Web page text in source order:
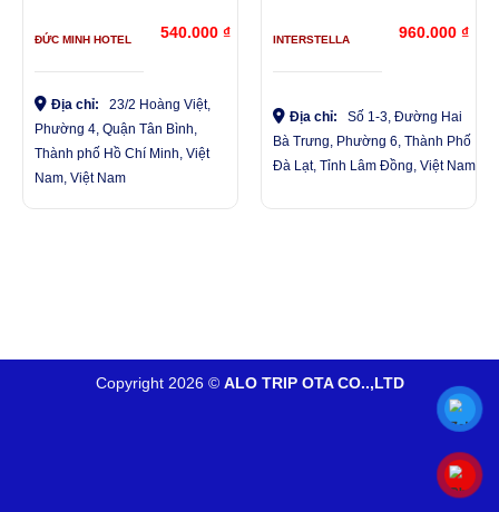
ĐỨC MINH HOTEL 540.000₫
Địa chỉ:
23/2 Hoàng Việt,
Phường 4, Quận Tân Bình,
Thành phố Hồ Chí Minh, Việt
Nam, Việt Nam
INTERSTELLA 960.000₫
Địa chỉ:
Số 1-3, Đường Hai
Bà Trưng, Phường 6, Thành Phố
Đà Lạt, Tỉnh Lâm Đồng, Việt Nam
Copyright 2026 © ALO TRIP OTA CO..,LTD